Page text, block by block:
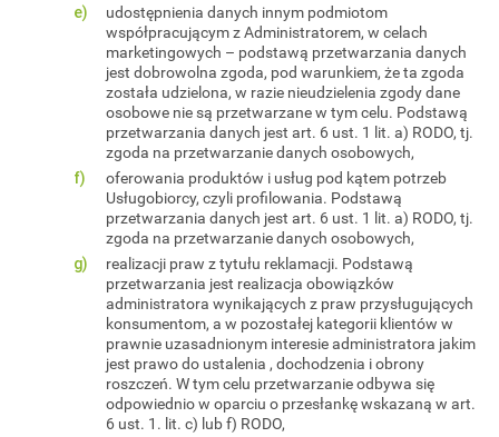
udostępnienia danych innym podmiotom
współpracującym z Administratorem, w celach
marketingowych – podstawą przetwarzania danych
jest dobrowolna zgoda, pod warunkiem, że ta zgoda
została udzielona, w razie nieudzielenia zgody dane
osobowe nie są przetwarzane w tym celu. Podstawą
przetwarzania danych jest art. 6 ust. 1 lit. a) RODO, tj.
zgoda na przetwarzanie danych osobowych,
oferowania produktów i usług pod kątem potrzeb
Usługobiorcy, czyli profilowania. Podstawą
przetwarzania danych jest art. 6 ust. 1 lit. a) RODO, tj.
zgoda na przetwarzanie danych osobowych,
realizacji praw z tytułu reklamacji. Podstawą
przetwarzania jest realizacja obowiązków
administratora wynikających z praw przysługujących
konsumentom, a w pozostałej kategorii klientów w
prawnie uzasadnionym interesie administratora jakim
jest prawo do ustalenia , dochodzenia i obrony
roszczeń. W tym celu przetwarzanie odbywa się
odpowiednio w oparciu o przesłankę wskazaną w art.
6 ust. 1. lit. c) lub f) RODO,